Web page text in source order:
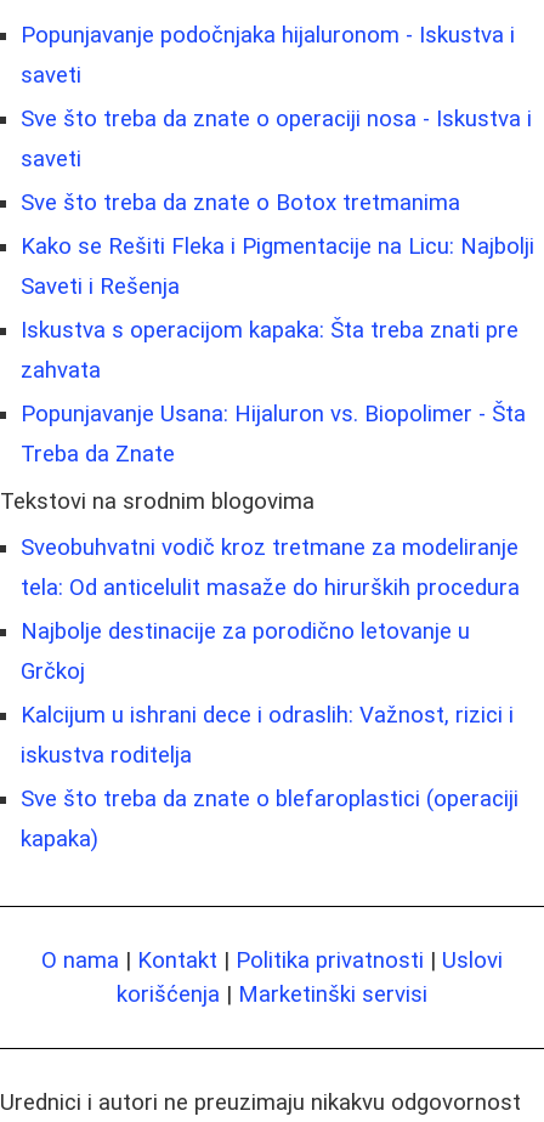
Popunjavanje podočnjaka hijaluronom - Iskustva i
saveti
Sve što treba da znate o operaciji nosa - Iskustva i
saveti
Sve što treba da znate o Botox tretmanima
Kako se Rešiti Fleka i Pigmentacije na Licu: Najbolji
Saveti i Rešenja
Iskustva s operacijom kapaka: Šta treba znati pre
zahvata
Popunjavanje Usana: Hijaluron vs. Biopolimer - Šta
Treba da Znate
Tekstovi na srodnim blogovima
Sveobuhvatni vodič kroz tretmane za modeliranje
tela: Od anticelulit masaže do hirurških procedura
Najbolje destinacije za porodično letovanje u
Grčkoj
Kalcijum u ishrani dece i odraslih: Važnost, rizici i
iskustva roditelja
Sve što treba da znate o blefaroplastici (operaciji
kapaka)
O nama | Kontakt | Politika privatnosti | Uslovi
korišćenja | Marketinški servisi
Urednici i autori ne preuzimaju nikakvu odgovornost